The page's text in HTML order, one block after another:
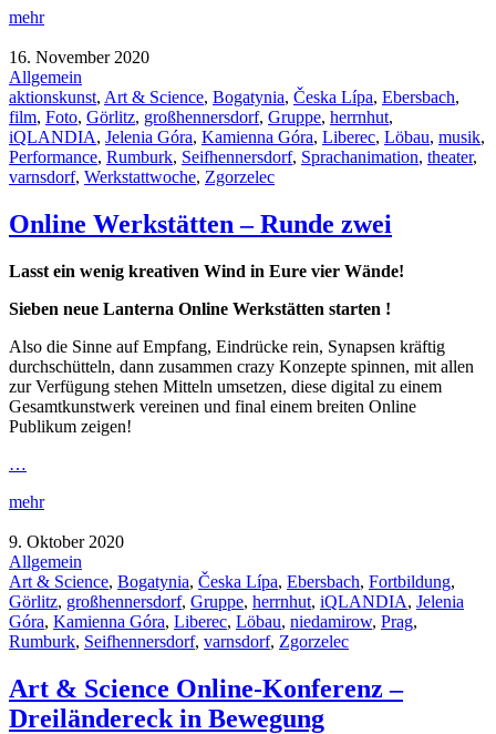
mehr
16. November 2020
Allgemein
aktionskunst, Art & Science, Bogatynia, Česka Lípa, Ebersbach,
film, Foto, Görlitz, großhennersdorf, Gruppe, herrnhut,
iQLANDIA, Jelenia Góra, Kamienna Góra, Liberec, Löbau, musik,
Performance, Rumburk, Seifhennersdorf, Sprachanimation, theater,
varnsdorf, Werkstattwoche, Zgorzelec
Online Werkstätten – Runde zwei
Lasst ein wenig kreativen Wind in Eure vier Wände!
Sieben neue Lanterna Online Werkstätten starten !
Also die Sinne auf Empfang, Eindrücke rein, Synapsen kräftig
durchschütteln, dann zusammen crazy Konzepte spinnen, mit allen
zur Verfügung stehen Mitteln umsetzen, diese digital zu einem
Gesamtkunstwerk vereinen und final einem breiten Online
Publikum zeigen!
…
mehr
9. Oktober 2020
Allgemein
Art & Science, Bogatynia, Česka Lípa, Ebersbach, Fortbildung,
Görlitz, großhennersdorf, Gruppe, herrnhut, iQLANDIA, Jelenia
Góra, Kamienna Góra, Liberec, Löbau, niedamirow, Prag,
Rumburk, Seifhennersdorf, varnsdorf, Zgorzelec
Art & Science Online-Konferenz –
Dreiländereck in Bewegung